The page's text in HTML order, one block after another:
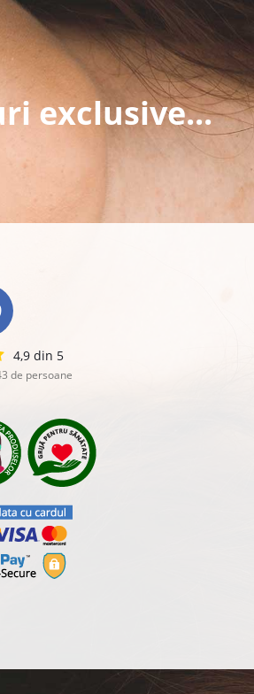
exclusive...
4,9 din 5
de persoane